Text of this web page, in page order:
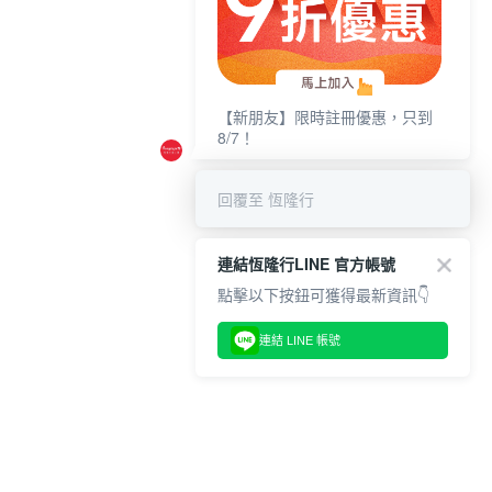
【新朋友】限時註冊優惠，只到
8/7！
回覆至 恆隆行
連結恆隆行LINE 官方帳號
點擊以下按鈕可獲得最新資訊👇
連結 LINE 帳號